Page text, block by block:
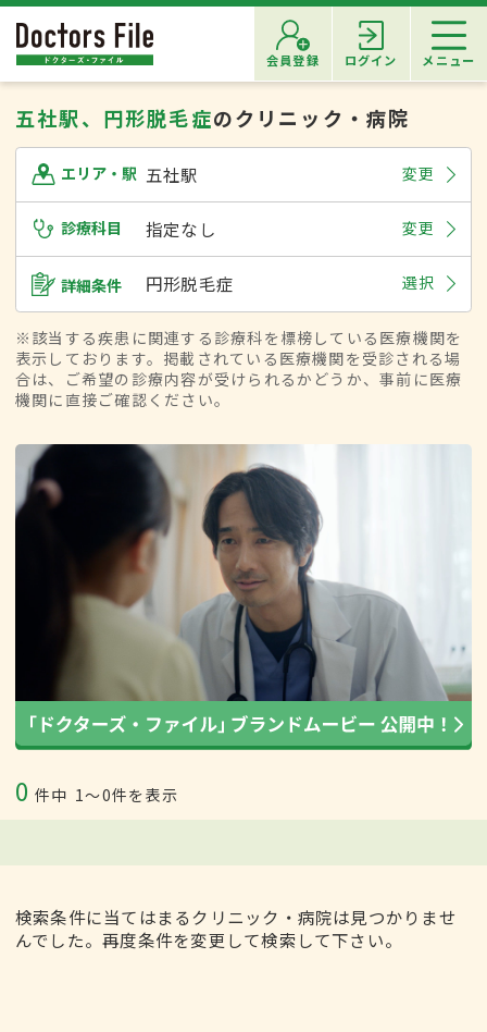
会員登録 ログイン メニュー
五社駅、円形脱毛症のクリニック・病院
エリア・駅 五社駅 変更
診療科目 指定なし 変更
詳細条件 円形脱毛症 選択
※該当する疾患に関連する診療科を標榜している医療機関を
表示しております。掲載されている医療機関を受診される場
合は、ご希望の診療内容が受けられるかどうか、事前に医療
機関に直接ご確認ください。
0 件中 1〜0件を表示
検索条件に当てはまるクリニック・病院は見つかりませ
んでした。再度条件を変更して検索して下さい。